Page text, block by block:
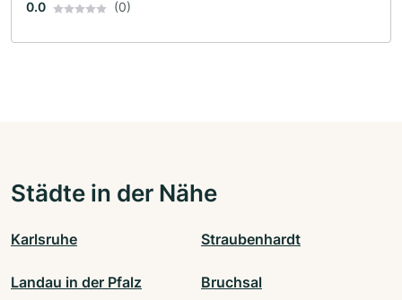
0.0 (0)
Städte in der Nähe
Karlsruhe Straubenhardt
Landau in der Pfalz Bruchsal